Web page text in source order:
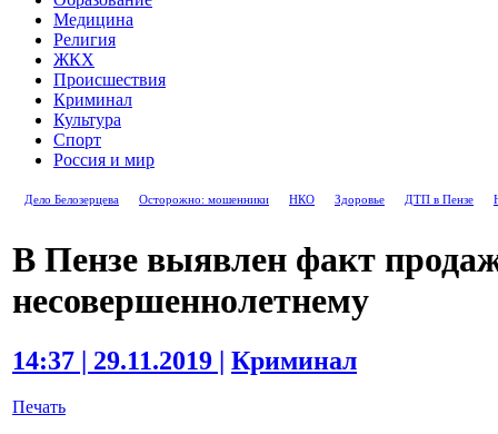
Медицина
Религия
ЖКХ
Происшествия
Криминал
Культура
Спорт
Россия и мир
Дело Белозерцева Осторожно: мошенники НКО Здоровье ДТП в Пензе
В Пензе выявлен факт
несовершеннолетнему
14:37 | 29.11.2019 | Криминал
Печать